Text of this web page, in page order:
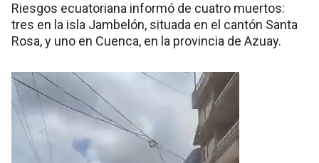
Riesgos ecuatoriana informó de cuatro muertos:
tres en la isla Jambelón, situada en el cantón Santa
Rosa, y uno en Cuenca, en la provincia de Azuay.